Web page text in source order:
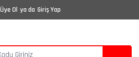
Üye Ol ya da Giriş Yap